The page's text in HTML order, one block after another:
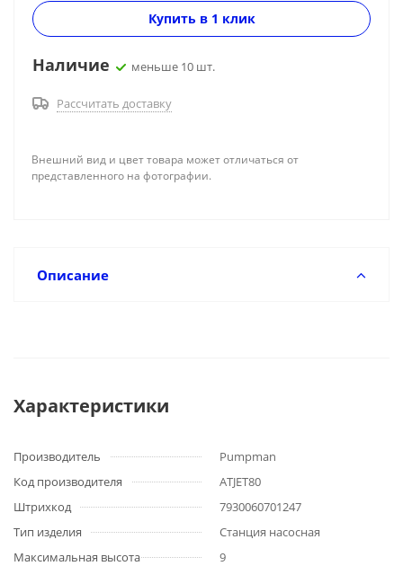
Купить в 1 клик
Наличие меньше 10 шт.
Рассчитать доставку
Внешний вид и цвет товара может отличаться от
представленного на фотографии.
Описание
Характеристики
Производитель
Pumpman
Код производителя
ATJET80
Штрихкод
7930060701247
Тип изделия
Станция насосная
Максимальная высота
9